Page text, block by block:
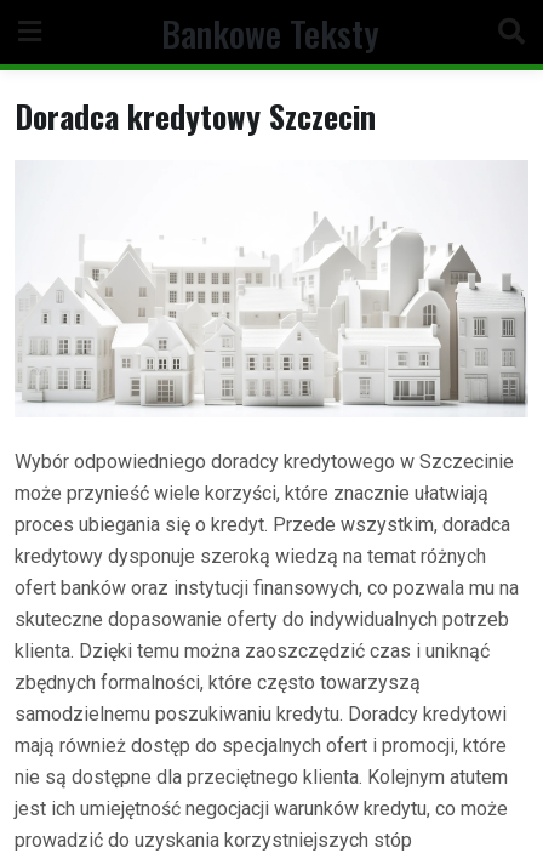
content
Bankowe Teksty
Doradca kredytowy Szczecin
Wybór odpowiedniego doradcy kredytowego w Szczecinie
może przynieść wiele korzyści, które znacznie ułatwiają
proces ubiegania się o kredyt. Przede wszystkim, doradca
kredytowy dysponuje szeroką wiedzą na temat różnych
ofert banków oraz instytucji finansowych, co pozwala mu na
skuteczne dopasowanie oferty do indywidualnych potrzeb
klienta. Dzięki temu można zaoszczędzić czas i uniknąć
zbędnych formalności, które często towarzyszą
samodzielnemu poszukiwaniu kredytu. Doradcy kredytowi
mają również dostęp do specjalnych ofert i promocji, które
nie są dostępne dla przeciętnego klienta. Kolejnym atutem
jest ich umiejętność negocjacji warunków kredytu, co może
prowadzić do uzyskania korzystniejszych stóp